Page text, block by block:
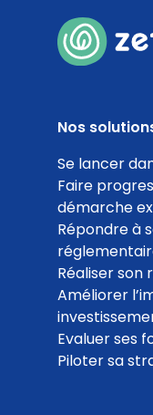
Collaborateurs
Détails
Actions de
Nos
Se lancer
Faire
démarche
Répondre à
Réaliser son
Améliorer
Evaluer ses
Piloter sa